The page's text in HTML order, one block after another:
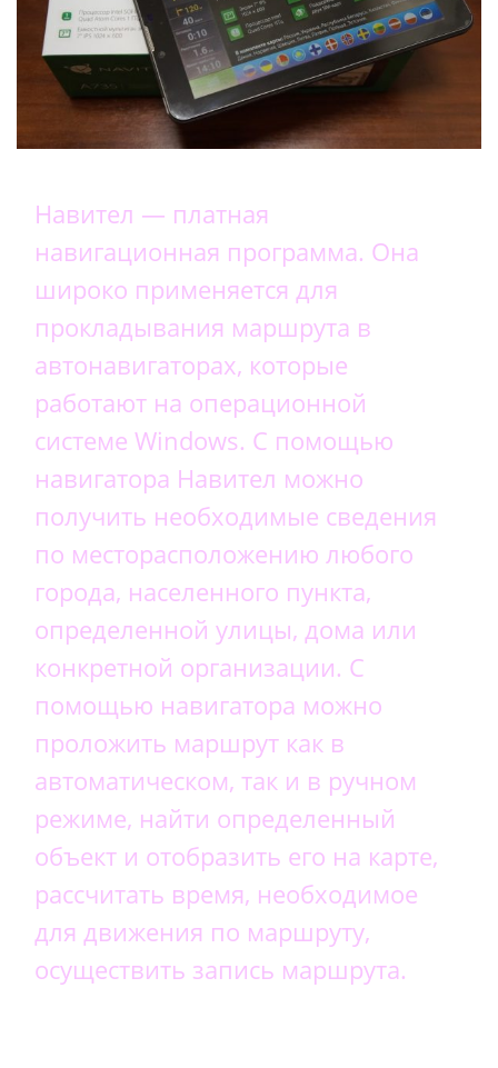
Навител — платная
навигационная программа. Она
широко применяется для
прокладывания маршрута в
автонавигаторах, которые
работают на операционной
системе Windows. С помощью
навигатора Навител можно
получить необходимые сведения
по месторасположению любого
города, населенного пункта,
определенной улицы, дома или
конкретной организации. С
помощью навигатора можно
проложить маршрут как в
автоматическом, так и в ручном
режиме, найти определенный
объект и отобразить его на карте,
рассчитать время, необходимое
для движения по маршруту,
осуществить запись маршрута.